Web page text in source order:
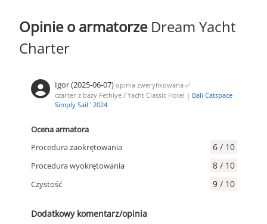
Opinie o armatorze Dream Yacht
Charter
Igor (2025-06-07) opinia zweryfikowana ✅
czarter z bazy Fethiye / Yacht Classic Hotel | Bali Catspace
Simply Sail ' 2024
Ocena armatora
Procedura zaokrętowania
6 / 10
Procedura wyokrętowania 8 / 10
Czystość 9 / 10
Dodatkowy komentarz/opinia